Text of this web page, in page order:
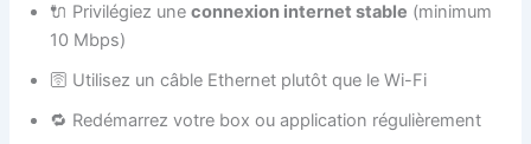
🔌 Privilégiez uneconnexion internet stable (minimum
10 Mbps)
🛜 Utilisez un câble Ethernet plutôt que le Wi-Fi
🔁 Redémarrez votre box ou application régulièrement